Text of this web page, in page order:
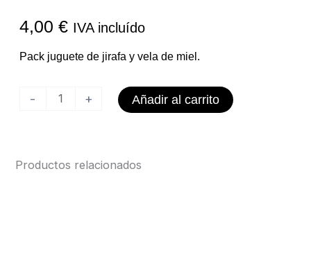
4,00 € IVA incluído
Pack juguete de jirafa y vela de miel.
-
Pack
+ Añadir al carrito
Productos relacionados